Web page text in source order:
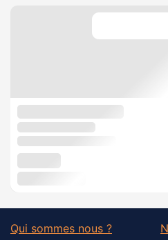
Qui sommes nous ?